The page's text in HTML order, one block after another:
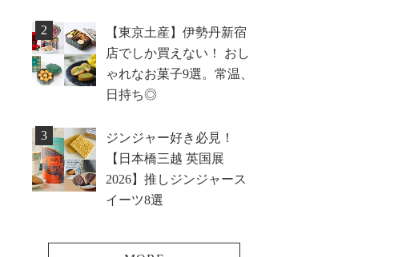
2
【東京土産】伊勢丹新宿
店でしか買えない！ おし
ゃれなお菓子9選。常温、
日持ち◎
3
ジンジャー好き必見！
【日本橋三越 英国展
2026】推しジンジャース
イーツ8選